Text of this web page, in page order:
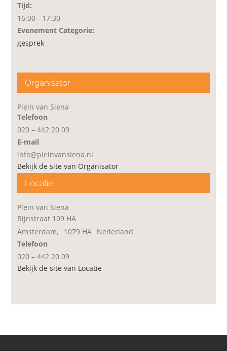
Tijd:
16:00 - 17:30
Evenement Categorie:
gesprek
Locatie
Plein van Siena
Rijnstraat 109 HA
Amsterdam, 1079 HA Nederland
Telefoon
020 – 442 20 09
Bekijk de site van Locatie
Organisator
Plein van Siena
Telefoon
020 – 442 20 09
E-mail
info@pleinvansiena.nl
Bekijk de site van Organisator